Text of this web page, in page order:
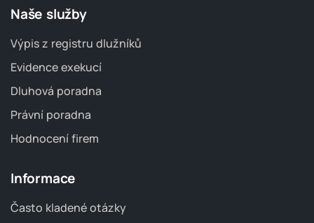
Naše služby
Výpis z registru dlužníků
Evidence exekucí
Dluhová poradna
Právní poradna
Hodnocení firem
Informace
Často kladené otázky